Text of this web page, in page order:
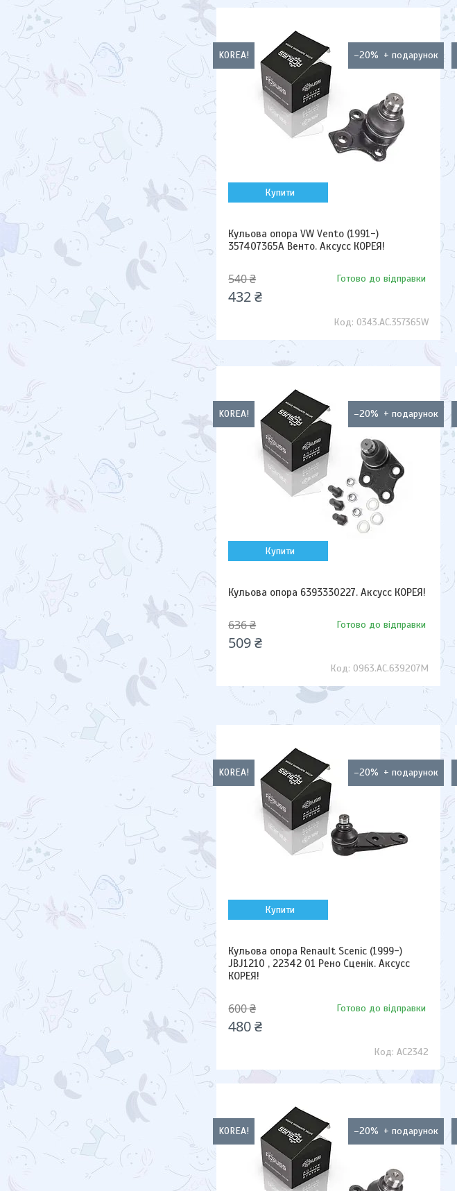
KOREA! –20%
Купити
Кульова опора VW Vento (1991-)
357407365A Венто. Аксусс КОРЕЯ!
540 ₴
432 ₴
Готово до відправки
0343.AC.357365W
KOREA! –20%
Купити
Кульова опора 6393330227. Аксусс КОРЕЯ!
636 ₴
509 ₴
Готово до відправки
0963.AC.639207M
KOREA! –20%
Купити
Кульова опора Renault Scenic (1999-)
JBJ1210 , 22342 01 Рено Сценік. Аксусс
КОРЕЯ!
600 ₴
480 ₴
Готово до відправки
AC2342
KOREA! –20%